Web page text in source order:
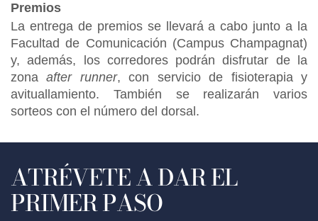
Premios
La entrega de premios se llevará a cabo junto a la
Facultad de Comunicación (Campus Champagnat)
y, además, los corredores podrán disfrutar de la
zonaafter runner, con servicio de fisioterapia y
avituallamiento. También se realizarán varios
sorteos con el número del dorsal.
ATRÉVETE A DAR EL
PRIMER PASO